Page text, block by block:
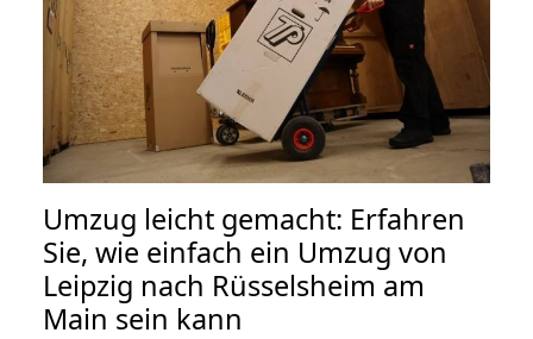
Umzug leicht gemacht: Erfahren
Sie, wie einfach ein Umzug von
Leipzig nach Rüsselsheim am
Main sein kann